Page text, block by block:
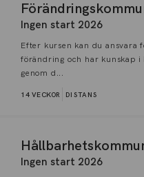
Ingen start 2026
Efter kursen kan du ansvara
förändring och har kunskap
genom d...
14 VECKOR DISTANS
Ingen start 2026